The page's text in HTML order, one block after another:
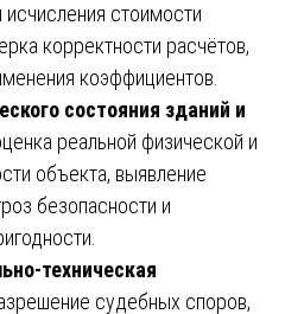
исчисления стоимости
корректности расчётов,
коэффициентов.
состояния зданий и
реальной физической и
объекта, выявление
безопасности и
техническая
судебных споров,